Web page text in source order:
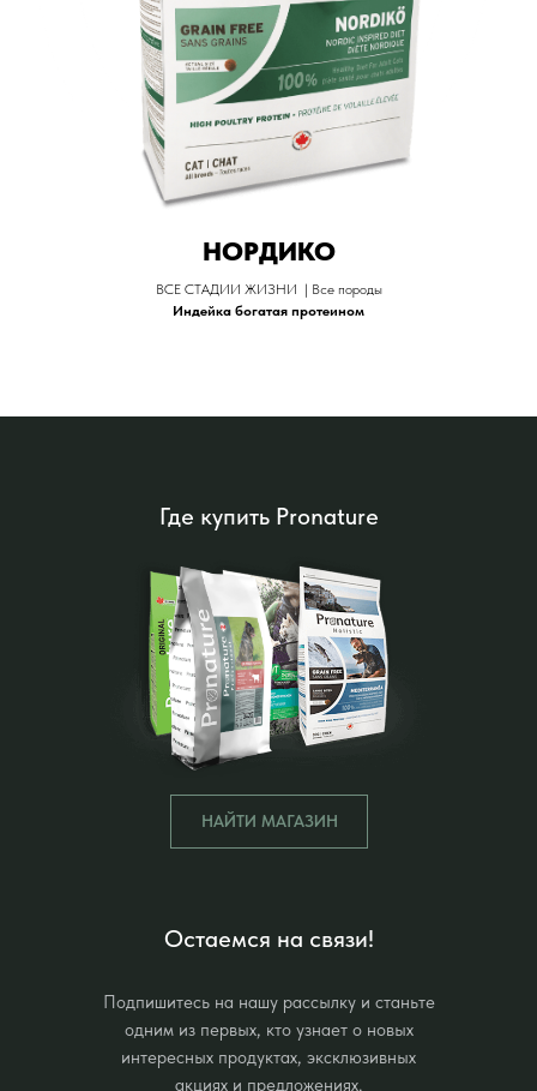
НОРДИКО
ВСЕ СТАДИИ ЖИЗНИ | Все породы
Индейка богатая протеином
Где купить Pronature
Остаемся на связи!
Подпишитесь на нашу рассылку и станьте
одним из первых, кто узнает о новых
интересных продуктах, эксклюзивных
акциях и предложениях.
НАЙТИ МАГАЗИН